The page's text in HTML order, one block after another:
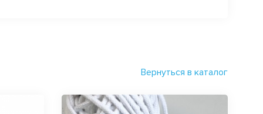
Вернуться в каталог